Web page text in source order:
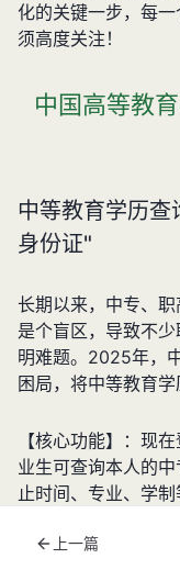
化的关键一步，每
须高度关注！
中国高等教
中等教育学历
身份证"
长期以来，中专、
是个盲区，导致不
明难题。2025年，
困局，将中等教育学
【核心功能】：现
业生可查询本人的
止时间、专业、学
人单位可直接通过
上一篇